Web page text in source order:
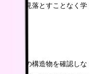
構造を見落とすことなく学
。各層の構造物を確認しな